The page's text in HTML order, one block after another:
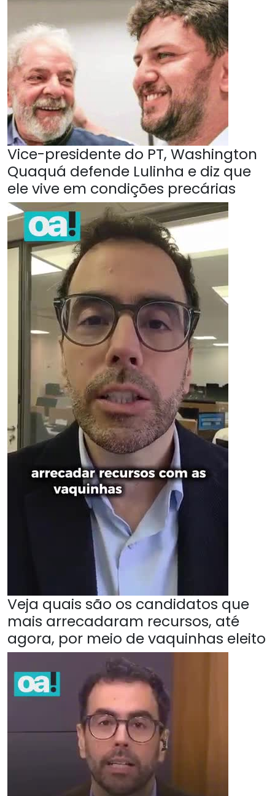
Vice-presidente do PT, Washington
Quaquá defende Lulinha e diz que
ele vive em condições precárias
Veja quais são os candidatos que
mais arrecadaram recursos, até
agora, por meio de vaquinhas eleito